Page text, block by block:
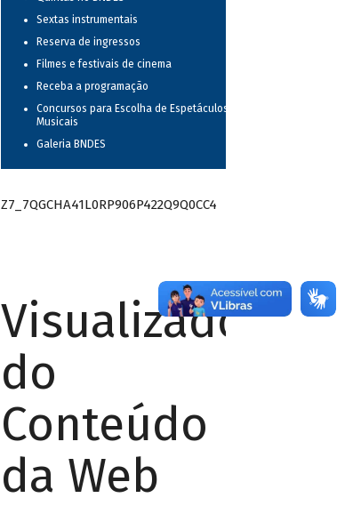
Sextas instrumentais
Reserva de ingressos
Filmes e festivais de cinema
Receba a programação
Concursos para Escolha de Espetáculos
Musicais
Galeria BNDES
Z7_7QGCHA41L0RP906P422Q9Q0CC4
Visualizador
do
Conteúdo
da Web